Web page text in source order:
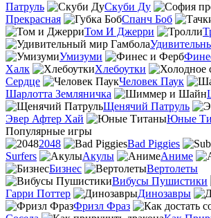
Патруль
Скуби Ду
Прекрасная
Спанч Боб
Том И Джерри
Умизуми
Халк
Хлебоутки
Сердце
Человек Паук
Шарлотта Земляничка
Щенячий Патруль
Эвер Афтер Хай
Юные
Популярные игры
2048
Bad Piggies
Surfers
Акулы Аниме
Бизнес
Вертолеты
Вибусы Пушистики
Гарри Поттер
Динозавры
Фризл Фраз